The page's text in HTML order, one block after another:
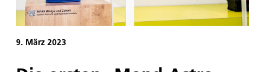
9. März 2023